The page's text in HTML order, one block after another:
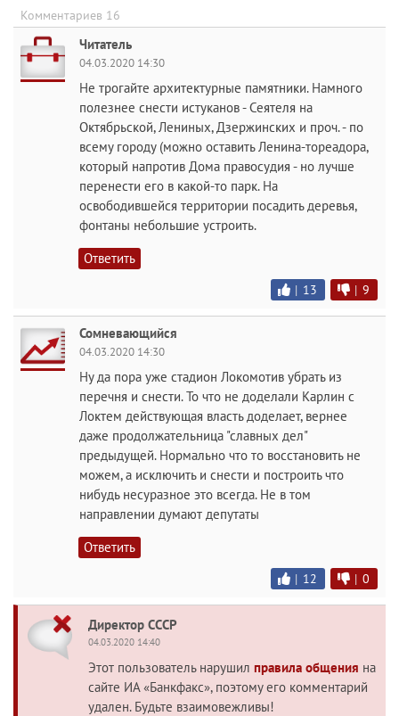
Комментариев 16
Читатель
04.03.2020 14:30
Не трогайте архитектурные памятники. Намного
полезнее снести истуканов - Сеятеля на
Октябрьской, Лениных, Дзержинских и проч. - по
всему городу (можно оставить Ленина-тореадора,
который напротив Дома правосудия - но лучше
перенести его в какой-то парк. На
освободившейся территории посадить деревья,
фонтаны небольшие устроить.
Ответить
| 13 | 9
Сомневающийся
04.03.2020 14:30
Ну да пора уже стадион Локомотив убрать из
перечня и снести. То что не доделали Карлин с
Локтем действующая власть доделает, вернее
даже продолжательница "славных дел"
предыдущей. Нормально что то восстановить не
можем, а исключить и снести и построить что
нибудь несуразное это всегда. Не в том
направлении думают депутаты
Ответить
| 12 | 0
Директор СССР
04.03.2020 14:40
Этот пользователь нарушил правила общения на
сайте ИА «Банкфакс», поэтому его комментарий
удален. Будьте взаимовежливы!